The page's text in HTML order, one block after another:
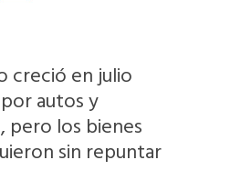
creció en julio
autos y
pero los bienes
sin repuntar